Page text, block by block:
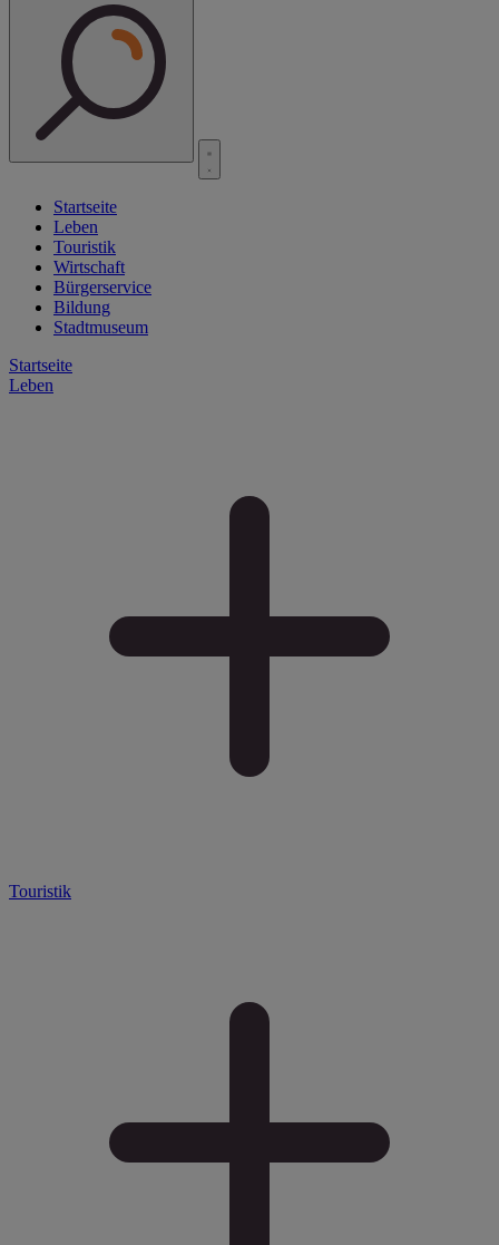
Startseite
Leben
Touristik
Wirtschaft
Bürgerservice
Bildung
Stadtmuseum
Startseite
Leben
Touristik